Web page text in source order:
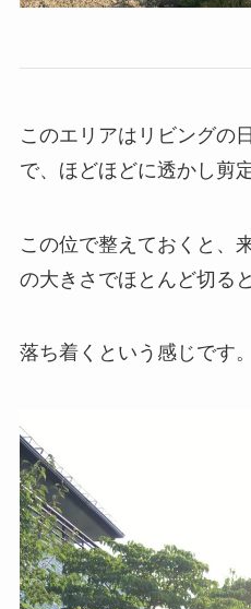
このエリアはリビングの
で、ほどほどに透かし剪
この位で整えておくと、
の大きさでほとんど切る
落ち着くという感じです。